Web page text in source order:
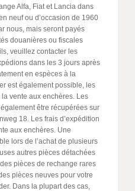
Alfa, Fiat et Lancia dans
neuf ou d’occasion de 1960
nous, mais seront payés
douanières ou fiscales
veuillez contacter les
dans les 3 jours après
en espèces à la
est également possible, les
vente aux enchères. Les
être récupérées sur
18. Les frais d’expédition
aux enchères. Une
lors de l’achat de plusieurs
autres pièces détachées
pièces de rechange rares
pièces neuves pour votre
Dans la plupart des cas,